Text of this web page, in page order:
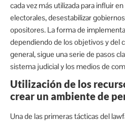
cada vez más utilizada para influir
electorales, desestabilizar
opositores. La forma de
dependiendo de los objetivos y del
general, sigue una serie de pasos
sistema judicial y los medios de
Utilización de los
crear un ambiente de
Una de las primeras tácticas del